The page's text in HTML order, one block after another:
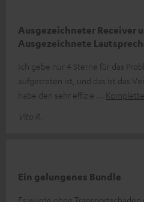
Ausgezeichneter Receiver
Ausgezeichnete
Ich gebe nur 4 Sterne für das
aufgetreten ist, und das ist das
habe den sehr effizie
Vito R.
Ein gelungenes Bundle
Es wurde ohne